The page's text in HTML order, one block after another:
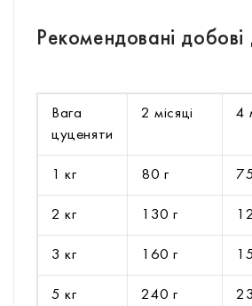
Рекомендовані добові
Вага
цуценяти
2 місяці 4
1 кг 80 г
2 кг 130 г
3 кг 160 г
5 кг 240 г